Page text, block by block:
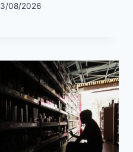
08/2026